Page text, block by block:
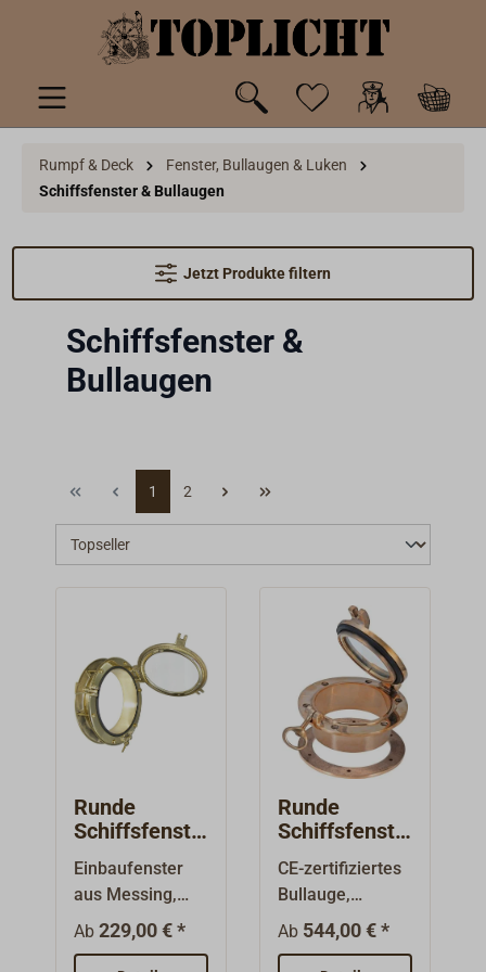
springen
Rumpf & Deck
Fenster, Bullaugen & Luken
Schiffsfenster & Bullaugen
Jetzt Produkte filtern
Schiffsfenster &
Bullaugen
1 2
Runde
Schiffsfenste
r leicht Glas
Einbaufenster
aus Messing,
Oberfläche
poliert oder
Ab229,00 € *
Runde
Schiffsfenste
r / Bullauge
DAVEY
Bronze (CE)
CE-zertifiziertes
Bullauge,
mittelschwere
Qualität,
Ab 544,00 € *